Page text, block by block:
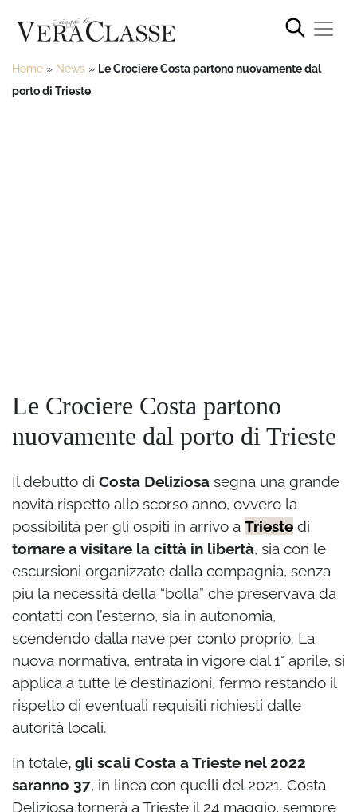
Home » News » Le Crociere Costa partono nuovamente dal
porto di Trieste
Le Crociere Costa partono
nuovamente dal porto di Trieste
Il debutto di Costa Deliziosa segna una grande
novità rispetto allo scorso anno, ovvero la
possibilità per gli ospiti in arrivo a Trieste di
tornare a visitare la città in libertà, sia con le
escursioni organizzate dalla compagnia, senza
più la necessità della “bolla” che preservava da
contatti con l’esterno, sia in autonomia,
scendendo dalla nave per conto proprio. La
nuova normativa, entrata in vigore dal 1° aprile, si
applica a tutte le destinazioni, fermo restando il
rispetto di eventuali requisiti richiesti dalle
autorità locali.
In totale, gli scali Costa a Trieste nel 2022
saranno 37, in linea con quelli del 2021. Costa
Deliziosa tornerà a Trieste il 24 maggio, sempre